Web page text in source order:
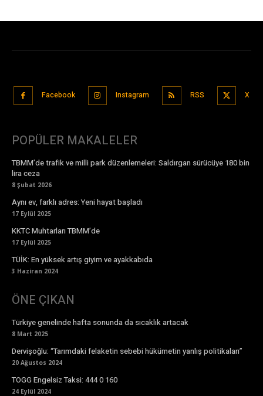
Facebook Instagram RSS X
POPÜLER MAKALELER
TBMM’de trafik ve milli park düzenlemeleri: Saldırgan sürücüye 180 bin
lira ceza
8 Şubat 2026
Aynı ev, farklı adres: Yeni hayat başladı
17 Eylül 2025
KKTC Muhtarları TBMM’de
17 Eylül 2025
TÜİK: En yüksek artış giyim ve ayakkabıda
3 Haziran 2024
ÖNE ÇIKAN
Türkiye genelinde hafta sonunda da sıcaklık artacak
8 Mart 2025
Dervişoğlu: “Tarımdaki felaketin sebebi hükümetin yanlış politikaları”
20 Ağustos 2024
TOGG Engelsiz Taksi: 444 0 160
24 Eylül 2024